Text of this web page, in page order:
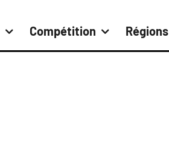
Compétition Régions